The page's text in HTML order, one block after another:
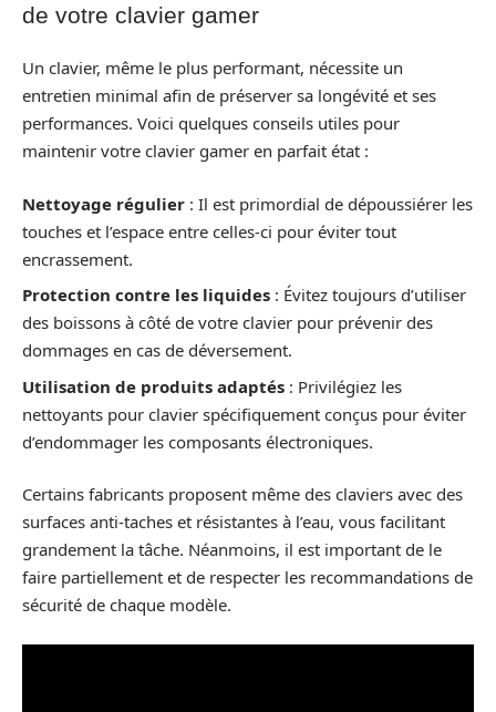
de votre clavier gamer
Un clavier, même le plus performant, nécessite un
entretien minimal afin de préserver sa longévité et ses
performances. Voici quelques conseils utiles pour
maintenir votre clavier gamer en parfait état :
Nettoyage régulier : Il est primordial de dépoussiérer les
touches et l’espace entre celles-ci pour éviter tout
encrassement.
Protection contre les liquides : Évitez toujours d’utiliser
des boissons à côté de votre clavier pour prévenir des
dommages en cas de déversement.
Utilisation de produits adaptés : Privilégiez les
nettoyants pour clavier spécifiquement conçus pour éviter
d’endommager les composants électroniques.
Certains fabricants proposent même des claviers avec des
surfaces anti-taches et résistantes à l’eau, vous facilitant
grandement la tâche. Néanmoins, il est important de le
faire partiellement et de respecter les recommandations de
sécurité de chaque modèle.